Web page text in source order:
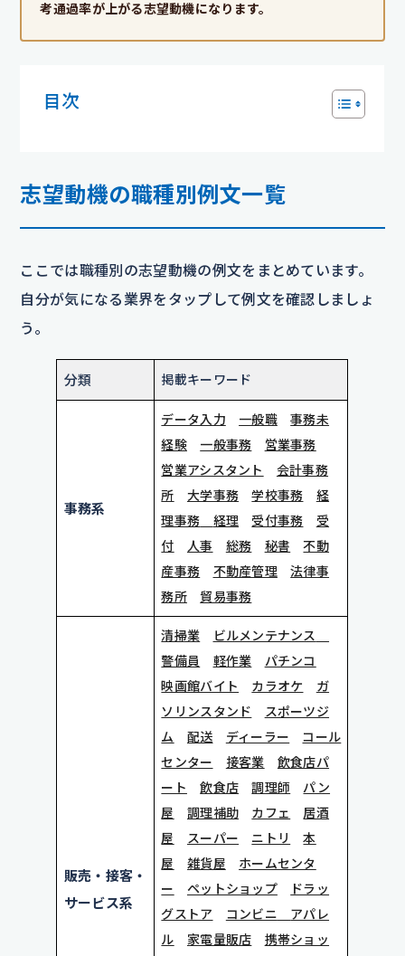
考通過率が上がる志望動機になります。
目次
志望動機の職種別例文一覧
ここでは職種別の志望動機の例文をまとめています。
自分が気になる業界をタップして例文を確認しましょ
う。
分類 掲載キーワード
事務系
データ入力 一般職
事務未
経験
一般事務
営業事務
営業アシスタント
会計事務
所
大学事務 学校事務
経
理事務
経理 受付事務
受
付
人事 総務 秘書
不動
産事務
不動産管理
法律事
務所
貿易事務
販売・接客・
サービス系
清掃業
ビルメンテナンス
警備員
軽作業
パチンコ
映画館バイト
カラオケ
ガ
ソリンスタンド
スポーツジ
ム
配送 ディーラー
コール
センター
接客業
飲食店パ
ート
飲食店 調理師
パン
屋
調理補助 カフェ
居酒
屋
スーパー ニトリ
本
屋
雑貨屋
ホームセンタ
ー
ペットショップ
ドラッ
グストア
コンビニ
アパレ
ル
家電量販店
携帯ショッ